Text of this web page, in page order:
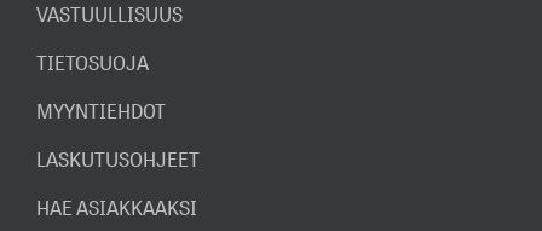
VASTUULLISUUS
TIETOSUOJA
MYYNTIEHDOT
LASKUTUSOHJEET
HAE ASIAKKAAKSI